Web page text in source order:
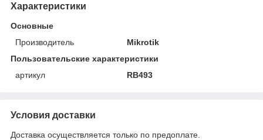
Характеристики
Основные
Производитель
Mikrotik
Пользовательские характеристики
артикул
RB493
Условия доставки
Доставка осуществляется только по предоплате.